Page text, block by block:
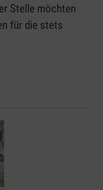
Stelle möchten
für die stets